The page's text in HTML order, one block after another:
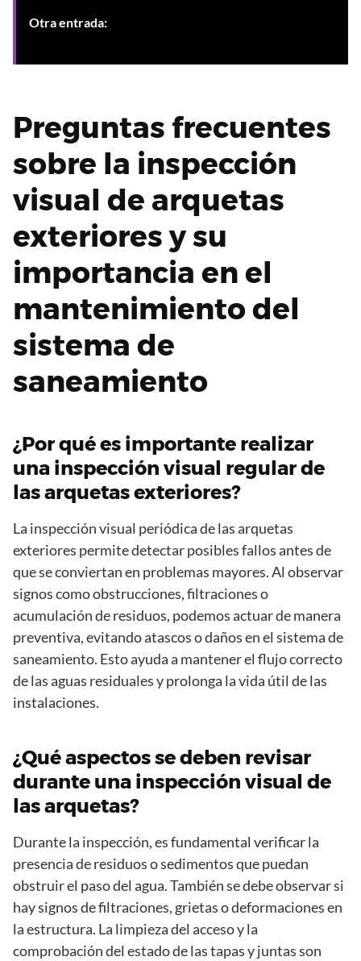
Otra entrada:
Preguntas frecuentes
sobre la inspección
visual de arquetas
exteriores y su
importancia en el
mantenimiento del
sistema de
saneamiento
¿Por qué es importante realizar
una inspección visual regular de
las arquetas exteriores?
La inspección visual periódica de las arquetas
exteriores permite detectar posibles fallos antes de
que se conviertan en problemas mayores. Al observar
signos como obstrucciones, filtraciones o
acumulación de residuos, podemos actuar de manera
preventiva, evitando atascos o daños en el sistema de
saneamiento. Esto ayuda a mantener el flujo correcto
de las aguas residuales y prolonga la vida útil de las
instalaciones.
¿Qué aspectos se deben revisar
durante una inspección visual de
las arquetas?
Durante la inspección, es fundamental verificar la
presencia de residuos o sedimentos que puedan
obstruir el paso del agua. También se debe observar si
hay signos de filtraciones, grietas o deformaciones en
la estructura. La limpieza del acceso y la
comprobación del estado de las tapas y juntas son